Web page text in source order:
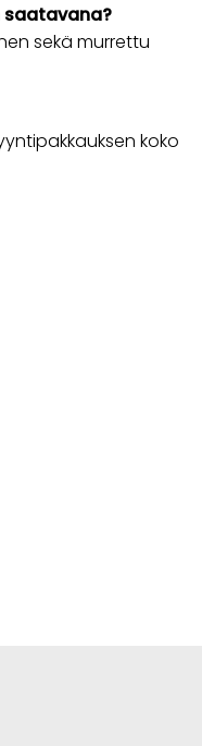
saatavana?
sekä murrettu
koko